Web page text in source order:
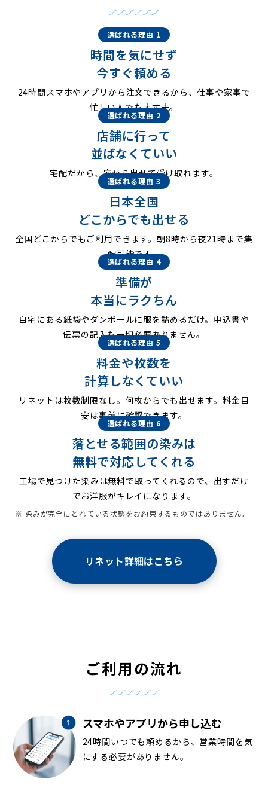
選ばれる理由 1
時間を気にせず
今すぐ頼める
24時間スマホやアプリから注文できるから、仕事や家事で
忙しい人でも大丈夫。
選ばれる理由 2
店舗に行って
並ばなくていい
宅配だから、家から出せて受け取れます。
選ばれる理由 3
日本全国
どこからでも出せる
全国どこからでもご利用できます。朝8時から夜21時まで集
配可能です。
選ばれる理由 4
準備が
本当にラクちん
自宅にある紙袋やダンボールに服を詰めるだけ。申込書や
伝票の記入も一切必要ありません。
選ばれる理由 5
料金や枚数を
計算しなくていい
リネットは枚数制限なし。何枚からでも出せます。料金目
安は事前に確認できます。
選ばれる理由 6
落とせる範囲の染みは
無料で対応してくれる
工場で見つけた染みは無料で取ってくれるので、出すだけ
でお洋服がキレイになります。
※ 染みが完全にとれている状態をお約束するものではありません。
リネット詳細はこちら
ご利用の流れ
スマホやアプリから申し込む
24時間いつでも頼めるから、営業時間を気
にする必要がありません。